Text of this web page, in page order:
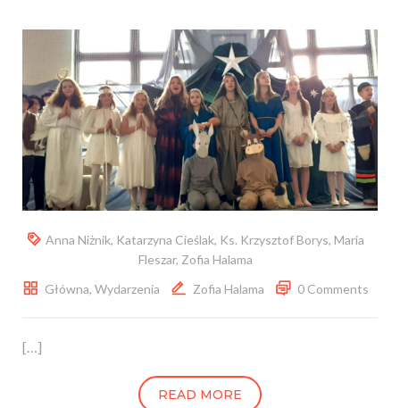
Anna Niżnik, Katarzyna Cieślak, Ks. Krzysztof Borys, Maria
Fleszar, Zofia Halama
Główna, Wydarzenia Zofia Halama 0 Comments
[…]
READ MORE